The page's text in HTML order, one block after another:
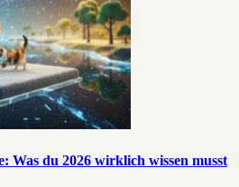
Was du 2026 wirklich wissen musst